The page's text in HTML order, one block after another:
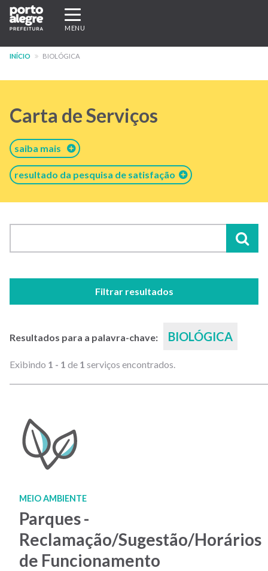
Pular
para
conteúdo
Expandir/recolher
navegação
MENU
INÍCIO BIOLÓGICA
Carta de Serviços
saiba mais
resultado da pesquisa de satisfação
Filtrar resultados
Resultados para a palavra-chave: BIOLÓGICA
Exibindo 1 - 1 de 1 serviços encontrados.
MEIO AMBIENTE
Parques -
Reclamação/Sugestão/Horários
de Funcionamento